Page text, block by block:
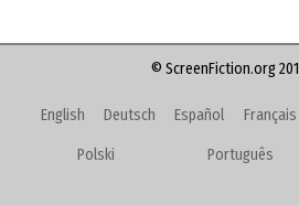
© ScreenFiction.org
English Deutsch Español Français
Polski Português